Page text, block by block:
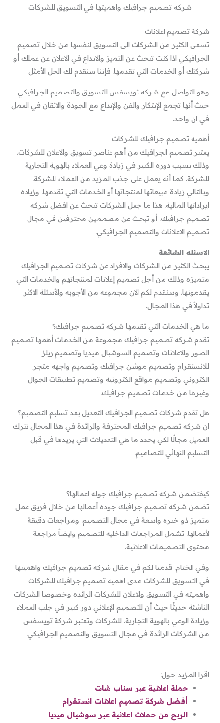
شركه تصميم جرافيك واهميتها في التسويق للشركات
شركة تصميم اعلانات
تسعى الكثير من الشركات الى التسويق لنفسها من خلال تصميم
الجرافيكي اذا كنت تبحث عن التميز والابداع في الاعلان عن عملك أو
شركتك أو الخدمات التي تقدمها. فإننا سنقدم لك الحل الأمثل:
وهو التواصل مع شركه تويسفس للتسويق والتصميم الجرافيكي.
حيث أنها تجمع الإبتكار والفن والإبداع مع الجودة والاتقان في العمل
في ان واحد.
أهميه تصميم جرافيك للشركات
يعتبر تصميم الجرافيك من أهم عناصر تسويق والاعلان للشركات.
وذلك بسبب دوره الكبير في زيادة وعي العملاء بالهوية التجارية
للشركة. كما أنه يعمل على جذب المزيد من العملاء للشركة.
وبالتالي زيادة مبيعاتها لمنتجاتها أو الخدمات التي تقدمها. وزياده
ايراداتها المالية. هذا ما جعل الشركات تبحث عن افضل شركه
تصميم جرافيك. أو تبحث عن مصممين محترفين في مجال
تصميم الاعلانات والتصميم الجرافيكي.
الاسئله الشائعة
يبحث الكثير من الشركات والافراد عن شركات تصميم الجرافيك
متميزه وذلك من أجل تصميم إعلانات لمنتجاتهم والخدمات التي
يقدمونها. وسنقدم لكم الان مجموعه من الأجوبه والأسئلة الاكثر
تداولاً في هذا المجال.
ما هي الخدمات التي تقدمها شركه تصميم جرافيك؟
تقدم شركه تصميم جرافيك مجموعة من الخدمات أهمها تصميم
الصور والاعلانات وتصميم السوشيال ميديا وتصميم ريلز
للانستقرام وتصميم موشن جرافيك وتصميم واجهه متجر
الكتروني وتصميم مواقع الكترونية وتصميم تطبيقات الجوال
وغيرها من خدمات تصميم جرافيك.
هل تقدم شركات تصميم الجرافيك التعديل بعد تسليم التصميم؟
ان شركه تصميم جرافيك المحترفة والرائدة في هذا المجال تترك
العميل مجالًا لكي يحدد ما هي التعديلات التي يريدها في قبل
التسليم النهائي للتصاميم.
كيفتضمن شركه تصميم جرافيك جوله اعمالها؟
تضمن شركه تصميم جرافيك جوده أعمالها من خلال فريق عمل
متميز ذو خبره واسعة في مجال التصميم. ومراجعات دقيقة
لأعمالها. تشمل المراجعات الداخليه للتصميم وايضاً مراجعة
محتوى التصميمات الاعلانية.
وفي الختام. قدمنا لكم في مقال شركه تصميم جرافيك واهميتها
في التسويق للشركات مدى اهميه تصميم جرافيك للشركات
واهميته في التسويق والاعلان للشركات الرائده وخصوصا الشركات
الناشئة حديثًا حيث أن للتصميم الإعلاني دور كبير في جلب العملاء
وزيادة الوعي بالهوية التجارية. للشركات وتعتبر شركة تويسفس
من الشركات الرائدة في مجال التسويق والتصميم الجرافيكي.
اقرا المزيد حول:
حملة اعلانية عبر سناب شات
أفضل شركة تصميم اعلانات انستقرام
الربح من حملات اعلانية عبر سوشيال ميديا